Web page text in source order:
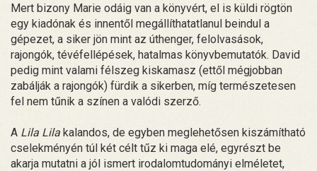
Mert bizony Marie odáig van a könyvért, el is küldi rögtön
egy kiadónak és innentől megállíthatatlanul beindul a
gépezet, a siker jön mint az úthenger, felolvasások,
rajongók, tévéfellépések, hatalmas könyvbemutatók. David
pedig mint valami félszeg kiskamasz (ettől mégjobban
zabálják a rajongók) fürdik a sikerben, míg természetesen
fel nem tűnik a színen a valódi szerző.
A Lila Lila kalandos, de egyben meglehetősen kiszámítható
cselekményén túl két célt tűz ki maga elé, egyrészt be
akarja mutatni a jól ismert irodalomtudományi elméletet,